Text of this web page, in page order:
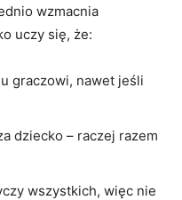
wzmacnia
uczy się, że:
graczowi, nawet jeśli
dziecko – raczej razem
wszystkich, więc nie